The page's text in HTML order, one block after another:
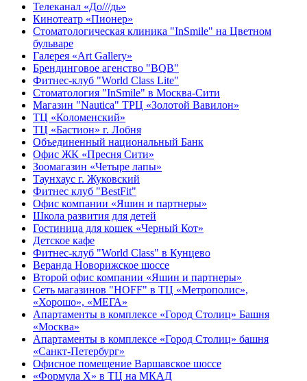
Телеканал «До///дь»
Кинотеатр «Пионер»
Стоматологическая клиника "InSmile" на Цветном
бульваре
Галерея «Art Gallery»
Брендинговое агенство "BQB"
Фитнес-клуб "World Class Lite"
Стоматология "InSmile" в Москва-Сити
Магазин "Nautica" ТРЦ «Золотой Вавилон»
ТЦ «Коломенский»
ТЦ «Бастион» г. Лобня
Объединенный национальный Банк
Офис ЖК «Пресня Сити»
Зоомагазин «Четыре лапы»
Таунхаус г. Жуковский
Фитнес клуб "BestFit"
Офис компании «Яшин и партнеры»
Школа развития для детей
Гостиница для кошек «Черный Кот»
Детское кафе
Фитнес-клуб "World Class" в Кунцево
Веранда Новорижское шоссе
Второй офис компании «Яшин и партнеры»
Сеть магазинов "HOFF" в ТЦ «Метрополис»,
«Хорошо», «МЕГА»
Апартаменты в комплексе «Город Столиц» Башня
«Москва»
Апартаменты в комплексе «Город Столиц» башня
«Санкт-Петербург»
Офисное помещение Варшавское шоссе
«Формула Х» в ТЦ на МКАД